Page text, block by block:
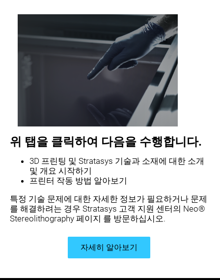
위 탭을 클릭하여 다음을 수행합니다.
3D 프린팅 및 Stratasys 기술과 소재에 대한 소개
및 개요 시작하기
프린터 작동 방법 알아보기
특정 기술 문제에 대한 자세한 정보가 필요하거나 문제
를 해결하려는 경우 Stratasys 고객 지원 센터의 Neo®
Stereolithography 페이지 를 방문하십시오.
자세히 알아보기